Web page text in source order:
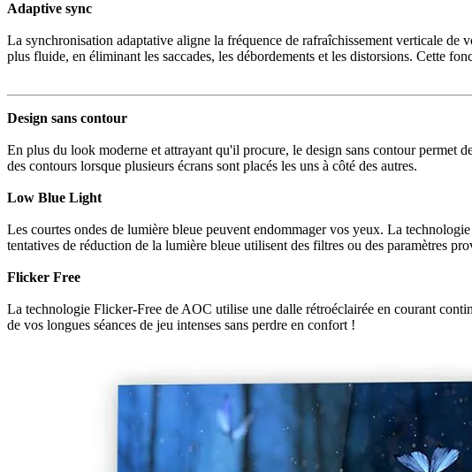
Adaptive sync
La synchronisation adaptative aligne la fréquence de rafraîchissement verticale de
plus fluide, en éliminant les saccades, les débordements et les distorsions. Cette
Design sans contour
En plus du look moderne et attrayant qu'il procure, le design sans contour permet
des contours lorsque plusieurs écrans sont placés les uns à côté des autres.
Low Blue Light
Les courtes ondes de lumière bleue peuvent endommager vos yeux. La
tentatives de réduction de la lumière bleue utilisent des filtres ou des paramètres
Flicker Free
La technologie Flicker-Free de AOC utilise une dalle rétroéclairée en courant
de vos longues séances de jeu intenses sans perdre en confort !